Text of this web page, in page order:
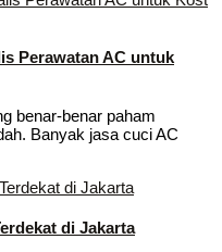
Perawatan AC untuk
benar-benar paham
Banyak jasa cuci AC
di Jakarta